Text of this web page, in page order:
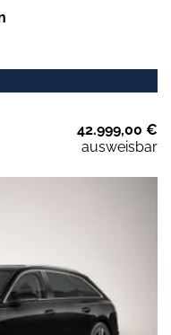
42.999,00 €
ausweisbar